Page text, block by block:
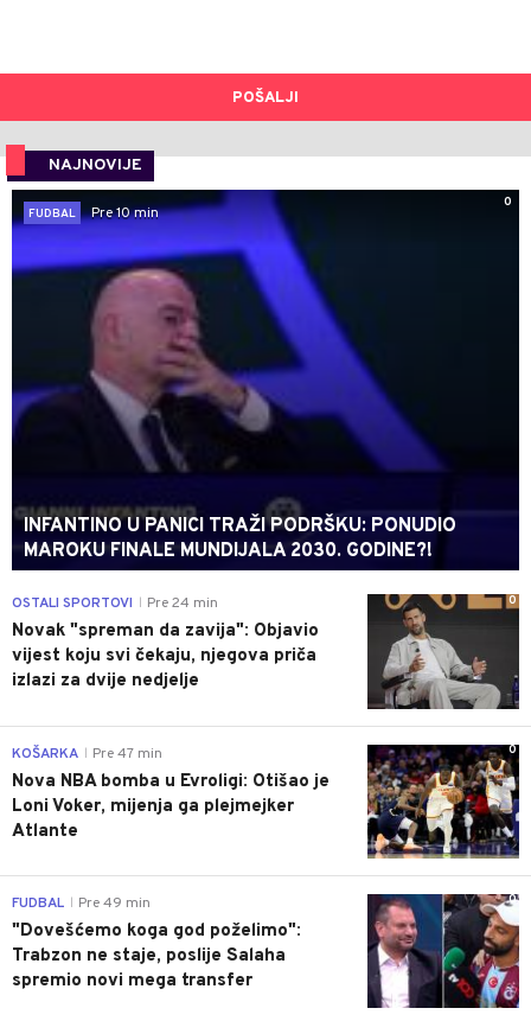
POŠALJI
NAJNOVIJE
0
FUDBAL
Pre 10 min
INFANTINO U PANICI TRAŽI PODRŠKU: PONUDIO
MAROKU FINALE MUNDIJALA 2030. GODINE?!
0
OSTALI SPORTOVI Pre 24 min
Novak "spreman da zavija": Objavio
vijest koju svi čekaju, njegova priča
izlazi za dvije nedjelje
0
KOŠARKA Pre 47 min
Nova NBA bomba u Evroligi: Otišao je
Loni Voker, mijenja ga plejmejker
Atlante
0
FUDBAL Pre 49 min
"Dovešćemo koga god poželimo":
Trabzon ne staje, poslije Salaha
spremio novi mega transfer